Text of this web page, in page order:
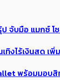
ป จับมือ แมกซ์ โ
งไร้เงินสด เพิ่
พร้อมมอบ